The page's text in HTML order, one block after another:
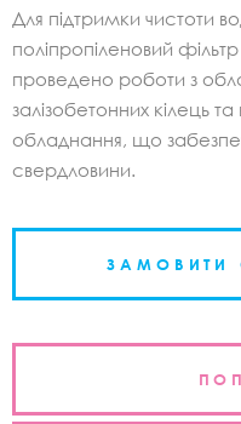
Для підтримки чистоти
поліпропіленовий
проведено роботи з
залізобетонних кілець
обладнання, що
свердловини.
ЗАМОВИТИ
Навігація